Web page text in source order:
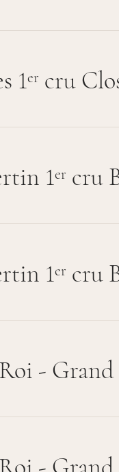
1er cru
1er cru
1er cru
- Grand